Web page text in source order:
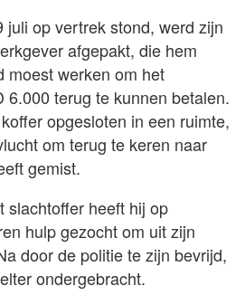
juli op vertrek stond, werd zijn
afgepakt, die hem
moest werken om het
6.000 terug te kunnen betalen.
opgesloten in een ruimte,
om terug te keren naar
gemist.
slachtoffer heeft hij op
hulp gezocht om uit zijn
door de politie te zijn bevrijd,
ondergebracht.